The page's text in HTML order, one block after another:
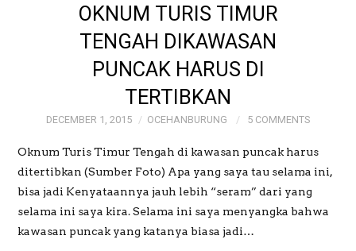
OKNUM TURIS TIMUR
TENGAH DIKAWASAN
PUNCAK HARUS DI
TERTIBKAN
DECEMBER 1, 2015 OCEHANBURUNG 5 COMMENTS
Oknum Turis Timur Tengah di kawasan puncak harus
ditertibkan (Sumber Foto) Apa yang saya tau selama ini,
bisa jadi Kenyataannya jauh lebih “seram” dari yang
selama ini saya kira. Selama ini saya menyangka bahwa
kawasan puncak yang katanya biasa jadi…